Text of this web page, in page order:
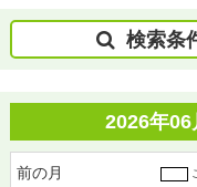
検索条
2026年06
前の月